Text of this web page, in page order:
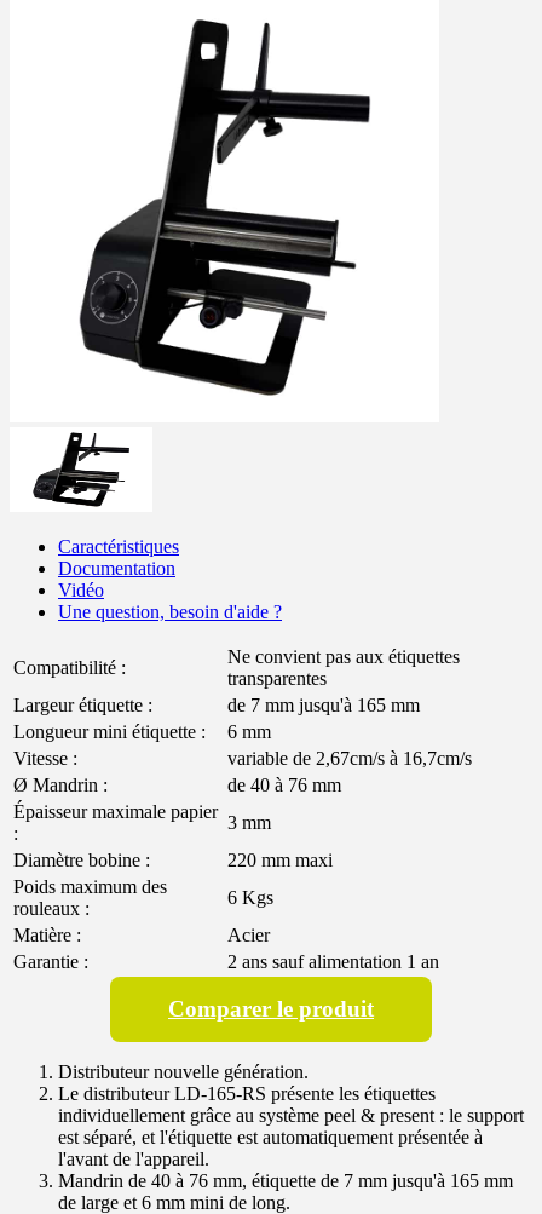
Caractéristiques
Documentation
Vidéo
Une question, besoin d'aide ?
Compatibilité :
Ne convient pas aux étiquettes
transparentes
Largeur étiquette :
de 7 mm jusqu'à 165 mm
Longueur mini étiquette :
6 mm
Vitesse :
variable de 2,67cm/s à 16,7cm/s
Ø Mandrin :
de 40 à 76 mm
Épaisseur maximale papier
:
3 mm
Diamètre bobine :
220 mm maxi
Poids maximum des
rouleaux :
6 Kgs
Matière :
Acier
Garantie :
2 ans sauf alimentation 1 an
Comparer le produit
Distributeur nouvelle génération.
Le distributeur LD-165-RS présente les étiquettes
individuellement grâce au système peel & present : le support
est séparé, et l'étiquette est automatiquement présentée à
l'avant de l'appareil.
Mandrin de 40 à 76 mm, étiquette de 7 mm jusqu'à 165 mm
de large et 6 mm mini de long.